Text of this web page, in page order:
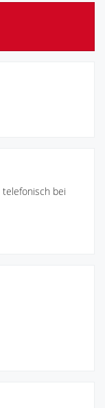
telefonisch bei